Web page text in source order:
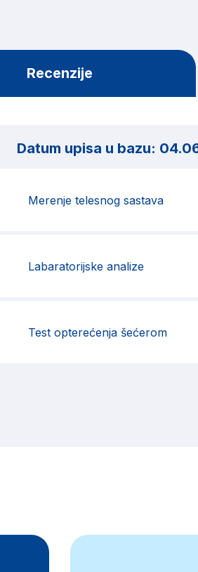
Recenzije
Datum upisa u bazu:
Merenje telesnog sastava
Labaratorijske analize
Test opterećenja šećerom